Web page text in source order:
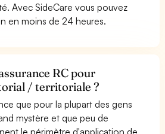
Avec SideCare vous pouvez
en moins de 24 heures.
RC pour
/ territoriale ?
que pour la plupart des gens
mystère et que peu de
le périmètre d'application de